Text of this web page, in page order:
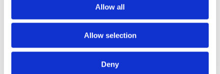
Allow all
Allow selection
Deny
Mainport Institute) dongen mee naar de
prijs.
Voor meer informatie over dit persbericht,